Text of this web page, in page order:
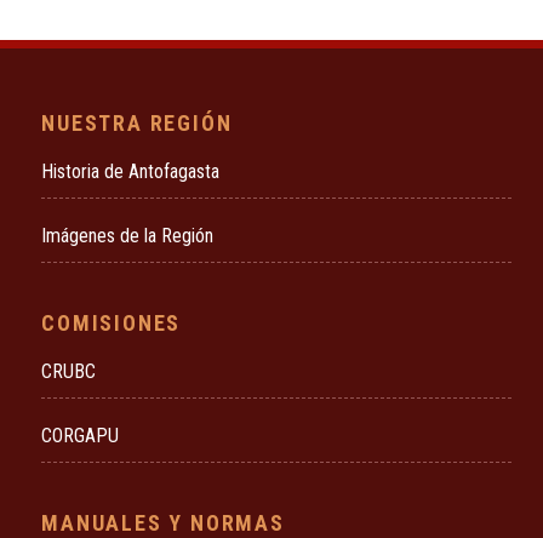
NUESTRA REGIÓN
Historia de Antofagasta
Imágenes de la Región
COMISIONES
CRUBC
CORGAPU
MANUALES Y NORMAS